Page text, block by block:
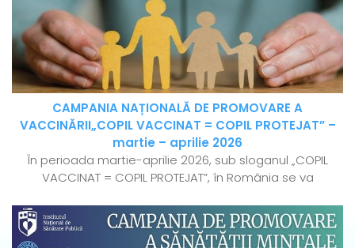
CAMPANIA NAȚIONALĂ DE PROMOVARE A
VACCINĂRII„COPIL VACCINAT = COPIL PROTEJAT” –
martie – aprilie 2026
În perioada martie-aprilie 2026, sub sloganul „COPIL
VACCINAT = COPIL PROTEJAT”, în România se va